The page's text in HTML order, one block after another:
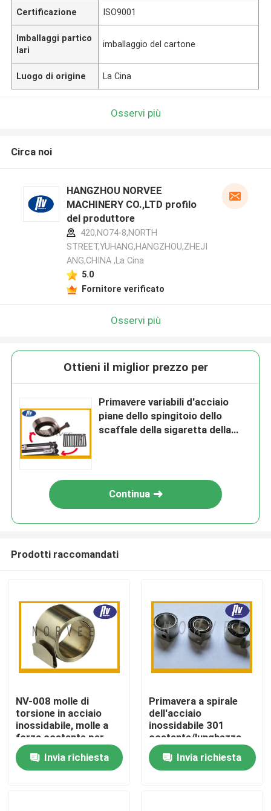
Casa
Prodotti
Certificazione ISO9001
Imballaggi partico
lari
imballaggio del cartone
Luogo di origine La Cina
Osservi più
Circa noi
HANGZHOU NORVEE
MACHINERY CO.,LTD profilo
del produttore
420,NO74-8,NORTH
STREET,YUHANG,HANGZHOU,ZHEJI
ANG,CHINA ,La Cina
5.0
Fornitore verificato
Osservi più
Ottieni il miglior prezzo per
Primavere variabili d'acciaio
piane dello spingitoio dello
scaffale della sigaretta della
Continua
Prodotti raccomandati
NV-008 molle di
torsione in acciaio
inossidabile, molle a
forza costante per
distributore
automaticoInvia richiesta
Primavera a spirale
dell'acciaio
inossidabile 301
costante/lunghezza
variabile della forza su
misuraInvia richiesta